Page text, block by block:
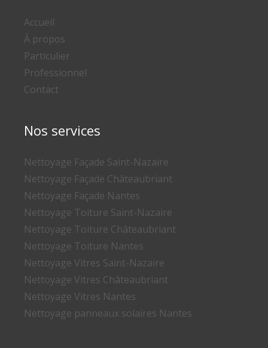
Accueil
À propos
Particulier
Professionnel
Contact
Nos services
Nettoyage Façade Saint-Nazaire
Nettoyage Façade Châteaubriant
Nettoyage Façade Nantes
Nettoyage Toiture Saint-Nazaire
Nettoyage Toiture Châteaubriant
Nettoyage Toiture Nantes
Nettoyage Vitres Saint-Nazaire
Nettoyage Vitres Châteaubriant
Nettoyage Vitres Nantes
Nettoyage panneaux solaires Nantes